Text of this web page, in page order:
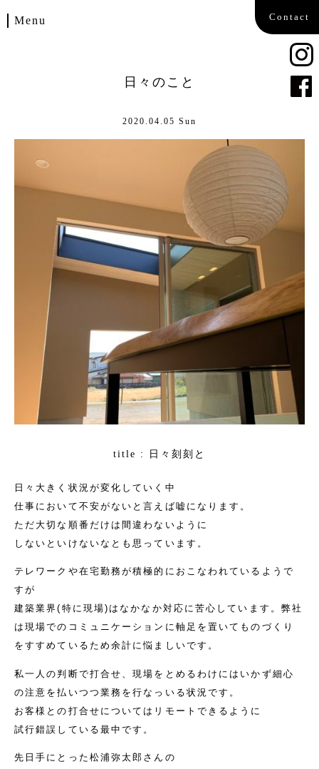
Menu
Company
Contact
Contact
日々のこと
2020.04.05 Sun
title : 日々刻刻と
日々大きく状況が変化していく中
仕事において不安がないと言えば嘘になります。
ただ大切な順番だけは間違わないように
しないといけないなとも思っています。
テレワークや在宅勤務が積極的におこなわれているようで
すが
建築業界(特に現場)はなかなか対応に苦心しています。 弊社
は現場でのコミュニケーションに軸足を置いてものづくり
をすすめているため余計に悩ましいです。
私一人の判断で打合せ、現場をとめるわけにはいかず細心
の注意を払いつつ業務を行なっいる状況です。
お客様との打合せについてはリモートできるように
試行錯誤している最中です。
先日手にとった松浦弥太郎さんの